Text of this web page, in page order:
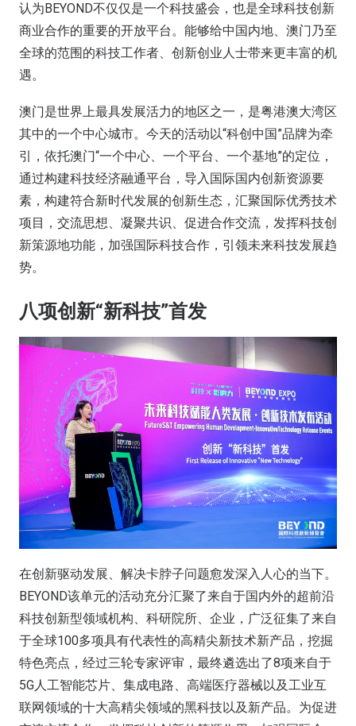
认为BEYOND不仅仅是一个科技盛会，也是全球科技创新
商业合作的重要的开放平台。能够给中国内地、澳门乃至
全球的范围的科技工作者、创新创业人士带来更丰富的机
遇。
澳门是世界上最具发展活力的地区之一，是粤港澳大湾区
其中的一个中心城市。今天的活动以“科创中国”品牌为牵
引，依托澳门“一个中心、一个平台、一个基地”的定位，
通过构建科技经济融通平台，导入国际国内创新资源要
素，构建符合新时代发展的创新生态，汇聚国际优秀技术
项目，交流思想、凝聚共识、促进合作交流，发挥科技创
新策源地功能，加强国际科技合作，引领未来科技发展趋
势。
八项创新“新科技”首发
在创新驱动发展、解决卡脖子问题愈发深入人心的当下。
BEYOND该单元的活动充分汇聚了来自于国内外的超前沿
科技创新型领域机构、科研院所、企业，广泛征集了来自
于全球100多项具有代表性的高精尖新技术新产品，挖掘
特色亮点，经过三轮专家评审，最终遴选出了8项来自于
5G人工智能芯片、集成电路、高端医疗器械以及工业互
联网领域的十大高精尖领域的黑科技以及新产品。为促进